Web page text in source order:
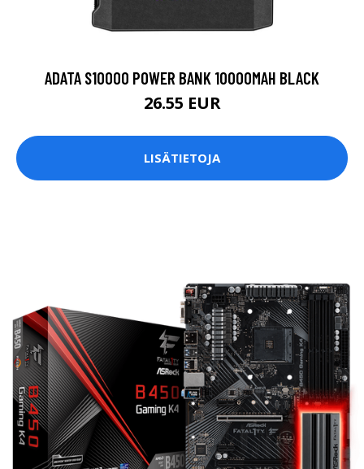
ADATA S10000 POWER BANK 10000MAH BLACK
26.55 EUR
LISÄTIETOJA